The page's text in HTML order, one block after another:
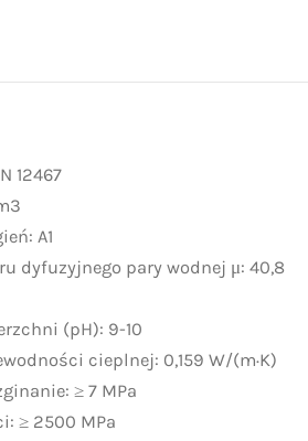
12467
A1
dyfuzyjnego pary wodnej μ: 40,8
(pH): 9-10
cieplnej: 0,159 W/(m·K)
≥ 7 MPa
≥ 2500 MPa